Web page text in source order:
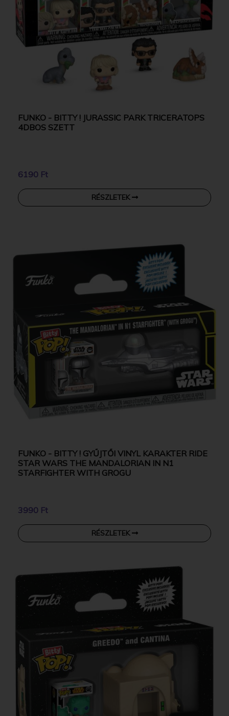
FUNKO - BITTY ! JURASSIC PARK TRICERATOPS
4DBOS SZETT
6190 Ft
RÉSZLETEK
FUNKO - BITTY ! GYŰJTŐI VINYL KARAKTER RIDE
STAR WARS THE MANDALORIAN IN N1
STARFIGHTER WITH GROGU
3990 Ft
RÉSZLETEK